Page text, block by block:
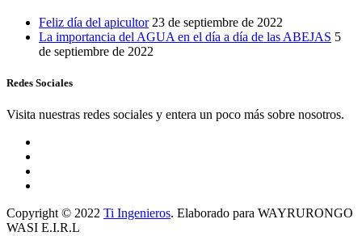
Feliz día del apicultor 23 de septiembre de 2022
La importancia del AGUA en el día a día de las ABEJAS 5
de septiembre de 2022
Redes Sociales
Visita nuestras redes sociales y entera un poco más sobre nosotros.
Copyright © 2022 Ti Ingenieros. Elaborado para WAYRURONGO
WASI E.I.R.L